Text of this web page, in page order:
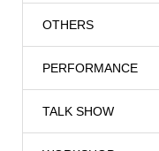
OTHERS
PERFORMANCE
TALK SHOW